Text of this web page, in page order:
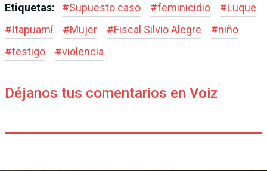
Etiquetas: #Supuesto caso #feminicidio #Luque
#Itapuamí #Mujer #Fiscal Silvio Alegre #niño
#testigo #violencia
Déjanos tus comentarios en Voiz